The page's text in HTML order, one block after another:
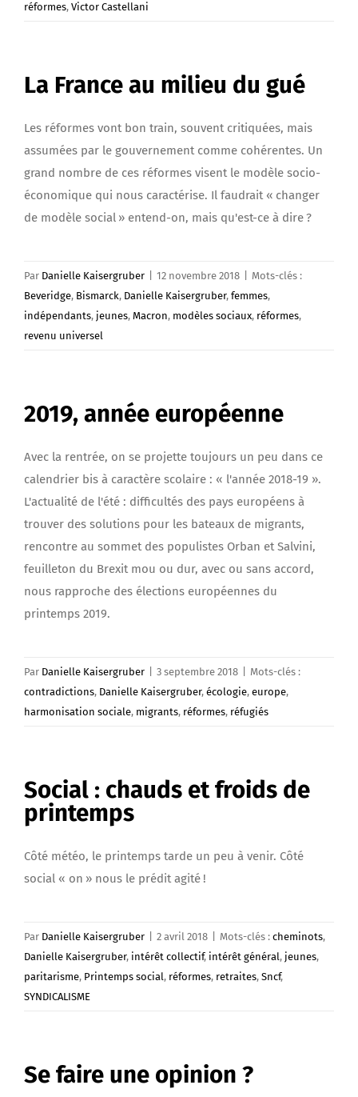
réformes, Victor Castellani
La France au milieu du gué
Les réformes vont bon train, souvent critiquées, mais
assumées par le gouvernement comme cohérentes. Un
grand nombre de ces réformes visent le modèle socio-
économique qui nous caractérise. Il faudrait « changer
de modèle social » entend-on, mais qu'est-ce à dire ?
Par Danielle Kaisergruber 12 novembre 2018
Mots-clés :
Beveridge, Bismarck, Danielle Kaisergruber, femmes,
indépendants, jeunes, Macron, modèles sociaux, réformes,
revenu universel
2019, année européenne
Avec la rentrée, on se projette toujours un peu dans ce
calendrier bis à caractère scolaire : « l'année 2018-19 ».
L'actualité de l'été : difficultés des pays européens à
trouver des solutions pour les bateaux de migrants,
rencontre au sommet des populistes Orban et Salvini,
feuilleton du Brexit mou ou dur, avec ou sans accord,
nous rapproche des élections européennes du
printemps 2019.
Par Danielle Kaisergruber 3 septembre 2018
Mots-clés :
contradictions, Danielle Kaisergruber, écologie, europe,
harmonisation sociale, migrants, réformes, réfugiés
Social : chauds et froids de
printemps
Côté météo, le printemps tarde un peu à venir. Côté
social « on » nous le prédit agité !
Par Danielle Kaisergruber 2 avril 2018 Mots-clés : cheminots,
Danielle Kaisergruber, intérêt collectif, intérêt général, jeunes,
paritarisme, Printemps social, réformes, retraites, Sncf,
SYNDICALISME
Se faire une opinion ?